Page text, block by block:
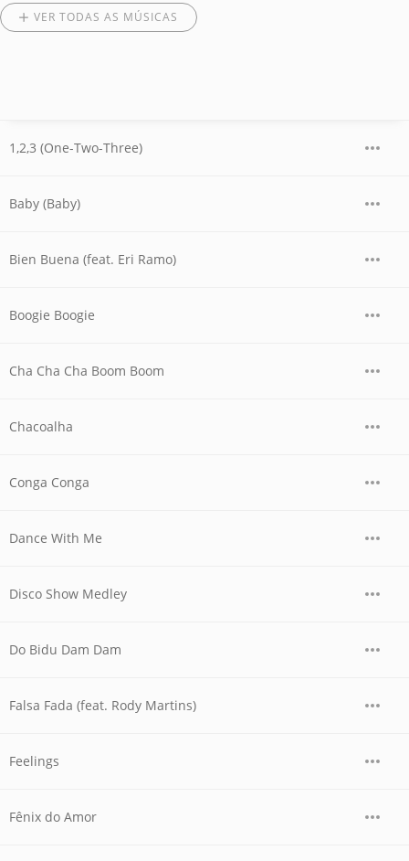
VER TODAS AS MÚSICAS
1,2,3 (One-Two-Three)
Baby (Baby)
Bien Buena (feat. Eri Ramo)
Boogie Boogie
Cha Cha Cha Boom Boom
Chacoalha
Conga Conga
Dance With Me
Disco Show Medley
Do Bidu Dam Dam
Falsa Fada (feat. Rody Martins)
Feelings
Fênix do Amor